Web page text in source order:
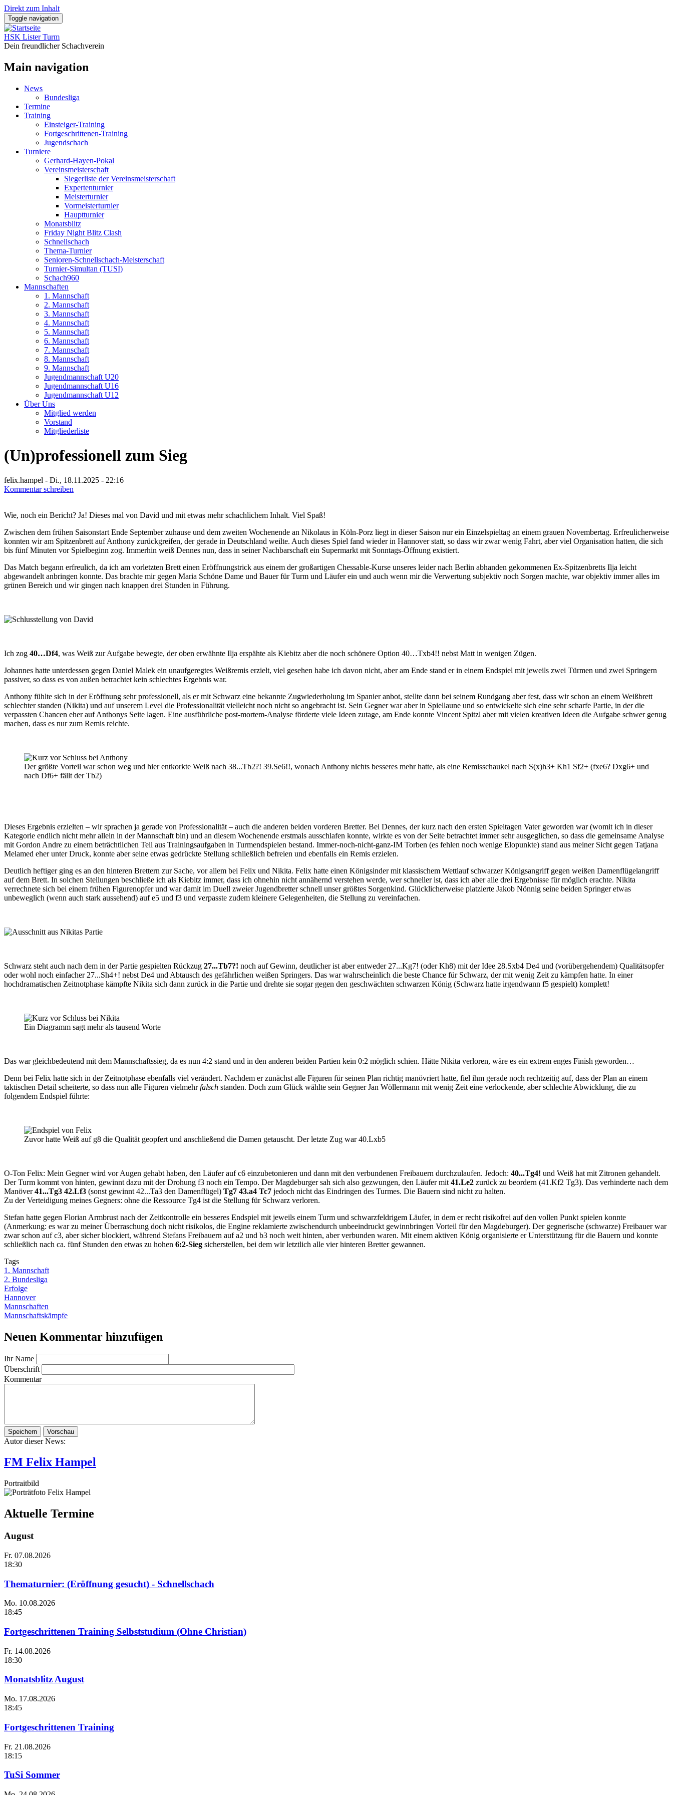
Direkt zum Inhalt
Toggle navigation
HSK Lister Turm
Dein freundlicher Schachverein
Main navigation
News
Bundesliga
Termine
Training
Einsteiger-Training
Fortgeschrittenen-Training
Jugendschach
Turniere
Gerhard-Hayen-Pokal
Vereinsmeisterschaft
Siegerliste der Vereinsmeisterschaft
Expertenturnier
Meisterturnier
Vormeisterturnier
Hauptturnier
Monatsblitz
Friday Night Blitz Clash
Schnellschach
Thema-Turnier
Senioren-Schnellschach-Meisterschaft
Turnier-Simultan (TUSI)
Schach960
Mannschaften
1. Mannschaft
2. Mannschaft
3. Mannschaft
4. Mannschaft
5. Mannschaft
6. Mannschaft
7. Mannschaft
8. Mannschaft
9. Mannschaft
Jugendmannschaft U20
Jugendmannschaft U16
Jugendmannschaft U12
Über Uns
Mitglied werden
Vorstand
Mitgliederliste
(Un)professionell zum Sieg
felix.hampel - Di., 18.11.2025 - 22:16
Kommentar schreiben
Wie, noch ein Bericht? Ja! Dieses mal von David und mit etwas mehr schachlichem Inhalt. Viel Spaß!
Zwischen dem frühen Saisonstart Ende September zuhause und dem zweiten Wochenende an Nikolaus in Köln-Porz liegt in dieser Saison nur ein Einzelspieltag an einem grauen Novembertag. Erfreulicherweise
konnten wir am Spitzenbrett auf Anthony zurückgreifen, der gerade in Deutschland weilte. Auch dieses Spiel fand wieder in Hannover statt, so dass wir zwar wenig Fahrt, aber viel Organisation hatten, die sich
bis fünf Minuten vor Spielbeginn zog. Immerhin weiß Dennes nun, dass in seiner Nachbarschaft ein Supermarkt mit Sonntags-Öffnung existiert.
Das Match begann erfreulich, da ich am vorletzten Brett einen Eröffnungstrick aus einem der großartigen Chessable-Kurse unseres leider nach Berlin abhanden gekommenen Ex-Spitzenbretts Ilja leicht
abgewandelt anbringen konnte. Das brachte mir gegen Maria Schöne Dame und Bauer für Turm und Läufer ein und auch wenn mir die Verwertung subjektiv noch Sorgen machte, war objektiv immer alles im
grünen Bereich und wir gingen nach knappen drei Stunden in Führung.
Ich zog 40…Df4, was Weiß zur Aufgabe bewegte, der oben erwähnte Ilja erspähte als Kiebitz aber die noch schönere Option 40…Txb4!! nebst Matt in wenigen Zügen.
Johannes hatte unterdessen gegen Daniel Malek ein unaufgeregtes Weißremis erzielt, viel gesehen habe ich davon nicht, aber am Ende stand er in einem Endspiel mit jeweils zwei Türmen und zwei Springern
passiver, so dass es von außen betrachtet kein schlechtes Ergebnis war.
Anthony fühlte sich in der Eröffnung sehr professionell, als er mit Schwarz eine bekannte Zugwiederholung im Spanier anbot, stellte dann bei seinem Rundgang aber fest, dass wir schon an einem Weißbrett
schlechter standen (Nikita) und auf unserem Level die Professionalität vielleicht noch nicht so angebracht ist. Sein Gegner war aber in Spiellaune und so entwickelte sich eine sehr scharfe Partie, in der die
verpassten Chancen eher auf Anthonys Seite lagen. Eine ausführliche post-mortem-Analyse förderte viele Ideen zutage, am Ende konnte Vincent Spitzl aber mit vielen kreativen Ideen die Aufgabe schwer genug
machen, dass es nur zum Remis reichte.
Der größte Vorteil war schon weg und hier entkorkte Weiß nach 38...Tb2?! 39.Se6!!, wonach Anthony nichts besseres mehr hatte, als eine Remisschaukel nach S(x)h3+ Kh1 Sf2+ (fxe6? Dxg6+ und
nach Df6+ fällt der Tb2)
Dieses Ergebnis erzielten – wir sprachen ja gerade von Professionalität – auch die anderen beiden vorderen Bretter. Bei Dennes, der kurz nach den ersten Spieltagen Vater geworden war (womit ich in dieser
Kategorie endlich nicht mehr allein in der Mannschaft bin) und an diesem Wochenende erstmals ausschlafen konnte, wirkte es von der Seite betrachtet immer sehr ausgeglichen, so dass die gemeinsame Analyse
mit Gordon Andre zu einem beträchtlichen Teil aus Trainingsaufgaben in Turmendspielen bestand. Immer-noch-nicht-ganz-IM Torben (es fehlen noch wenige Elopunkte) stand aus meiner Sicht gegen Tatjana
Melamed eher unter Druck, konnte aber seine etwas gedrückte Stellung schließlich befreien und ebenfalls ein Remis erzielen.
Deutlich heftiger ging es an den hinteren Brettern zur Sache, vor allem bei Felix und Nikita. Felix hatte einen Königsinder mit klassischem Wettlauf schwarzer Königsangriff gegen weißen Damenflügelangriff
auf dem Brett. In solchen Stellungen beschließe ich als Kiebitz immer, dass ich ohnehin nicht annähernd verstehen werde, wer schneller ist, dass ich aber alle drei Ergebnisse für möglich erachte. Nikita
verrechnete sich bei einem frühen Figurenopfer und war damit im Duell zweier Jugendbretter schnell unser größtes Sorgenkind. Glücklicherweise platzierte Jakob Nönnig seine beiden Springer etwas
unbeweglich (wenn auch stark aussehend) auf e5 und f3 und verpasste zudem kleinere Gelegenheiten, die Stellung zu vereinfachen.
Schwarz steht auch nach dem in der Partie gespielten Rückzug 27...Tb7?! noch auf Gewinn, deutlicher ist aber entweder 27...Kg7! (oder Kh8) mit der Idee 28.Sxb4 De4 und (vorübergehendem) Qualitätsopfer
oder wohl noch einfacher 27...Sh4+! nebst De4 und Abtausch des gefährlichen weißen Springers. Das war wahrscheinlich die beste Chance für Schwarz, der mit wenig Zeit zu kämpfen hatte. In einer
hochdramatischen Zeitnotphase kämpfte Nikita sich dann zurück in die Partie und drehte sie sogar gegen den geschwächten schwarzen König (Schwarz hatte irgendwann f5 gespielt) komplett!
Ein Diagramm sagt mehr als tausend Worte
Das war gleichbedeutend mit dem Mannschaftssieg, da es nun 4:2 stand und in den anderen beiden Partien kein 0:2 möglich schien. Hätte Nikita verloren, wäre es ein extrem enges Finish geworden…
Denn bei Felix hatte sich in der Zeitnotphase ebenfalls viel verändert. Nachdem er zunächst alle Figuren für seinen Plan richtig manövriert hatte, fiel ihm gerade noch rechtzeitig auf, dass der Plan an einem
taktischen Detail scheiterte, so dass nun alle Figuren vielmehrfalsch standen. Doch zum Glück wählte sein Gegner Jan Wöllermann mit wenig Zeit eine verlockende, aber schlechte Abwicklung, die zu
folgendem Endspiel führte:
Zuvor hatte Weiß auf g8 die Qualität geopfert und anschließend die Damen getauscht. Der letzte Zug war 40.Lxb5
O-Ton Felix: Mein Gegner wird vor Augen gehabt haben, den Läufer auf c6 einzubetonieren und dann mit den verbundenen Freibauern durchzulaufen. Jedoch: 40...Tg4! und Weiß hat mit Zitronen gehandelt.
Der Turm kommt von hinten, gewinnt dazu mit der Drohung f3 noch ein Tempo. Der Magdeburger sah sich also gezwungen, den Läufer mit 41.Le2 zurück zu beordern (41.Kf2 Tg3). Das verhinderte nach dem
Manöver41...Tg3 42.Lf3 (sonst gewinnt 42...Ta3 den Damenflügel) Tg7 43.a4 Tc7 jedoch nicht das Eindringen des Turmes. Die Bauern sind nicht zu halten.
Zu der Verteidigung meines Gegners: ohne die Ressource Tg4 ist die Stellung für Schwarz verloren.
Stefan hatte gegen Florian Armbrust nach der Zeitkontrolle ein besseres Endspiel mit jeweils einem Turm und schwarzfeldrigem Läufer, in dem er recht risikofrei auf den vollen Punkt spielen konnte
(Anmerkung: es war zu meiner Überraschung doch nicht risikolos, die Engine reklamierte zwischendurch unbeeindruckt gewinnbringen Vorteil für den Magdeburger). Der gegnerische (schwarze) Freibauer war
zwar schon auf c3, aber sicher blockiert, während Stefans Freibauern auf a2 und b3 noch weit hinten, aber verbunden waren. Mit einem aktiven König organisierte er Unterstützung für die Bauern und konnte
schließlich nach ca. fünf Stunden den etwas zu hohen 6:2-Sieg sicherstellen, bei dem wir letztlich alle vier hinteren Bretter gewannen.
Tags
1. Mannschaft
2. Bundesliga
Erfolge
Hannover
Mannschaften
Mannschaftskämpfe
Neuen Kommentar hinzufügen
Ihr Name
Überschrift
Kommentar
Autor dieser News:
FM Felix Hampel
Portraitbild
Aktuelle Termine
August
Fr. 07.08.2026
18:30
Thematurnier: (Eröffnung gesucht) - Schnellschach
Mo. 10.08.2026
18:45
Fortgeschrittenen Training Selbststudium (Ohne Christian)
Fr. 14.08.2026
18:30
Monatsblitz August
Mo. 17.08.2026
18:45
Fortgeschrittenen Training
Fr. 21.08.2026
18:15
TuSi Sommer